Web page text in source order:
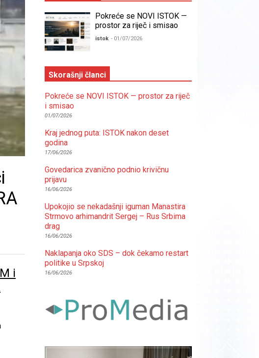
i
Pokreće se NOVI ISTOK —
prostor za riječ i smisao
istok - 01/07/2026
Skorašnji članci
Pokreće se NOVI ISTOK — prostor za riječ
i smisao
01/07/2026
Kraj jednog puta: ISTOK nakon deset
godina
17/06/2026
Govedarica zvanično podnio krivičnu
prijavu
16/06/2026
Upokojio se nekadašnji iguman Manastira
Strmovo arhimandrit Sergej – Rus Srbima
drag
16/06/2026
Naklapanja oko SDS – dok čekamo restart
politike u Srpskoj
16/06/2026